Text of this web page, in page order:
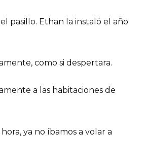
pasillo. Ethan la instaló el año
como si despertara.
a las habitaciones de
ya no íbamos a volar a